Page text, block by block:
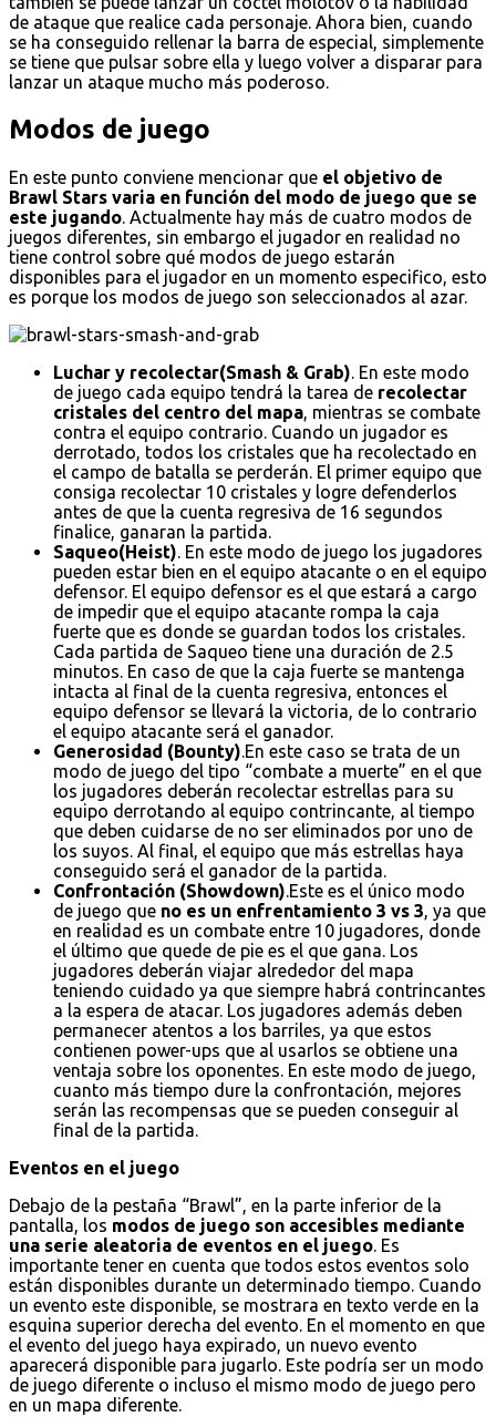
de ataque que realice cada personaje. Ahora bien, cuando
se ha conseguido rellenar la barra de especial, simplemente
se tiene que pulsar sobre ella y luego volver a disparar para
lanzar un ataque mucho más poderoso.
Modos de juego
En este punto conviene mencionar que el objetivo de
Brawl Stars varia en función del modo de juego que se
este jugando. Actualmente hay más de cuatro modos de
juegos diferentes, sin embargo el jugador en realidad no
tiene control sobre qué modos de juego estarán
disponibles para el jugador en un momento especifico, esto
es porque los modos de juego son seleccionados al azar.
Luchar y recolectar(Smash & Grab). En este modo
de juego cada equipo tendrá la tarea de recolectar
cristales del centro del mapa, mientras se combate
contra el equipo contrario. Cuando un jugador es
derrotado, todos los cristales que ha recolectado en
el campo de batalla se perderán. El primer equipo que
consiga recolectar 10 cristales y logre defenderlos
antes de que la cuenta regresiva de 16 segundos
finalice, ganaran la partida.
Saqueo(Heist). En este modo de juego los jugadores
pueden estar bien en el equipo atacante o en el equipo
defensor. El equipo defensor es el que estará a cargo
de impedir que el equipo atacante rompa la caja
fuerte que es donde se guardan todos los cristales.
Cada partida de Saqueo tiene una duración de 2.5
minutos. En caso de que la caja fuerte se mantenga
intacta al final de la cuenta regresiva, entonces el
equipo defensor se llevará la victoria, de lo contrario
el equipo atacante será el ganador.
Generosidad (Bounty).En este caso se trata de un
modo de juego del tipo “combate a muerte” en el que
los jugadores deberán recolectar estrellas para su
equipo derrotando al equipo contrincante, al tiempo
que deben cuidarse de no ser eliminados por uno de
los suyos. Al final, el equipo que más estrellas haya
conseguido será el ganador de la partida.
Confrontación (Showdown).Este es el único modo
de juego que no es un enfrentamiento 3 vs 3, ya que
en realidad es un combate entre 10 jugadores, donde
el último que quede de pie es el que gana. Los
jugadores deberán viajar alrededor del mapa
teniendo cuidado ya que siempre habrá contrincantes
a la espera de atacar. Los jugadores además deben
permanecer atentos a los barriles, ya que estos
contienen power-ups que al usarlos se obtiene una
ventaja sobre los oponentes. En este modo de juego,
cuanto más tiempo dure la confrontación, mejores
serán las recompensas que se pueden conseguir al
final de la partida.
Eventos en el juego
Debajo de la pestaña “Brawl”, en la parte inferior de la
pantalla, los modos de juego son accesibles mediante
una serie aleatoria de eventos en el juego. Es
importante tener en cuenta que todos estos eventos solo
están disponibles durante un determinado tiempo. Cuando
un evento este disponible, se mostrara en texto verde en la
esquina superior derecha del evento. En el momento en que
el evento del juego haya expirado, un nuevo evento
aparecerá disponible para jugarlo. Este podría ser un modo
de juego diferente o incluso el mismo modo de juego pero
en un mapa diferente.